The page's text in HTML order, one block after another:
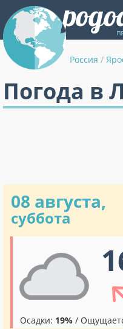
Россия /
Погода в
08 августа,
суббота
Осадки: 19% /